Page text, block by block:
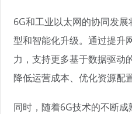
6G和工业以太网的协同发
型和智能化升级。通过提升
力，支持更多基于数据驱动
降低运营成本、优化资源配置
同时，随着6G技术的不断